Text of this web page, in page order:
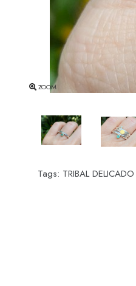
ZOOM
Tags: TRIBAL